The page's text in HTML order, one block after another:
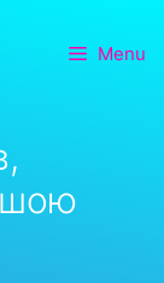
Menu